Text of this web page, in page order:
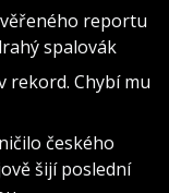
reportu
spalovák
rekord. Chybí mu
českého
šijí poslední